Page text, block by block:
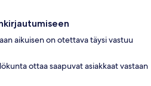
aikuisen on otettava täysi vastuu
ottaa saapuvat asiakkaat vastaan